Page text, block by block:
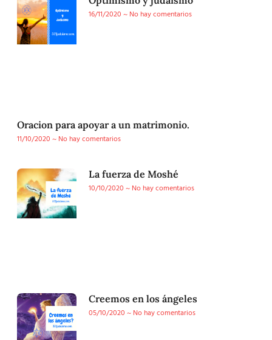
16/11/2020
No hay comentarios
Oracion para apoyar a un matrimonio.
11/10/2020
No hay comentarios
La fuerza de Moshé
10/10/2020
No hay comentarios
Creemos en los ángeles
05/10/2020
No hay comentarios